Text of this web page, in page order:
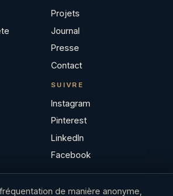
Projets
Journal
Presse
Contact
SUIVRE
Instagram
Pinterest
LinkedIn
Facebook
de manière anonyme,